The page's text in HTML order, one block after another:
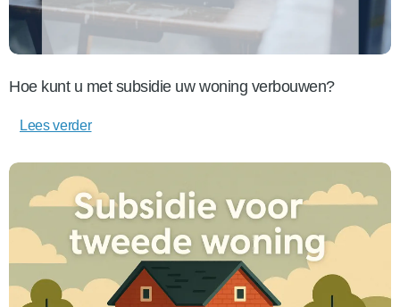
Hoe kunt u met subsidie uw woning verbouwen?
Lees verder